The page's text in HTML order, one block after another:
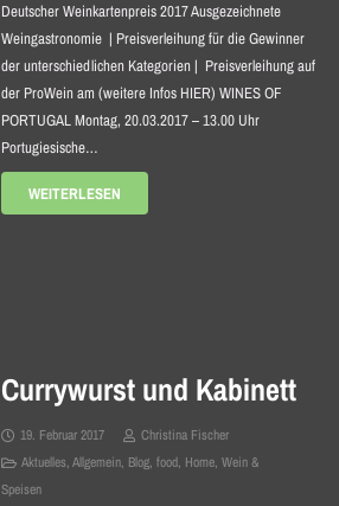
Deutscher Weinkartenpreis 2017 Ausgezeichnete
Weingastronomie | Preisverleihung für die Gewinner
der unterschiedlichen Kategorien | Preisverleihung auf
der ProWein am (weitere Infos HIER) WINES OF
PORTUGAL Montag, 20.03.2017 – 13.00 Uhr
Portugiesische…
WEITERLESEN
Currywurst und Kabinett
19. Februar 2017
Christina Fischer
Aktuelles,Allgemein, Blog,food, Home,Wein &
Speisen